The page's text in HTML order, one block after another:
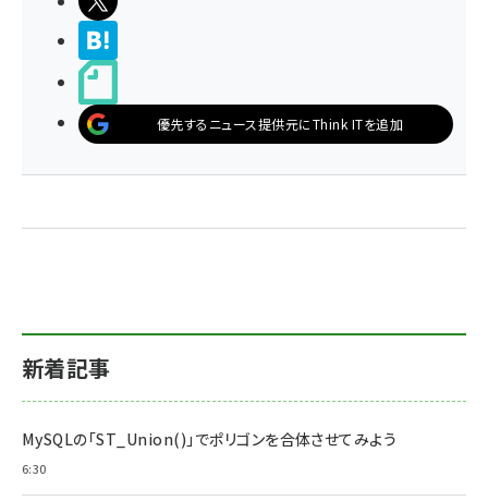
優先するニュース提供元にThink ITを追加
新着記事
MySQLの「ST_Union()」でポリゴンを合体させてみよう
6:30